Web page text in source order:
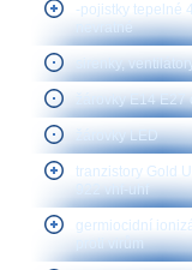
-pojistky tepelné
nevratné
sirenky,
žárovky E14
žárovky LED
tranzistory Gold
922 vhf-uhf
germiocidní
proti virům